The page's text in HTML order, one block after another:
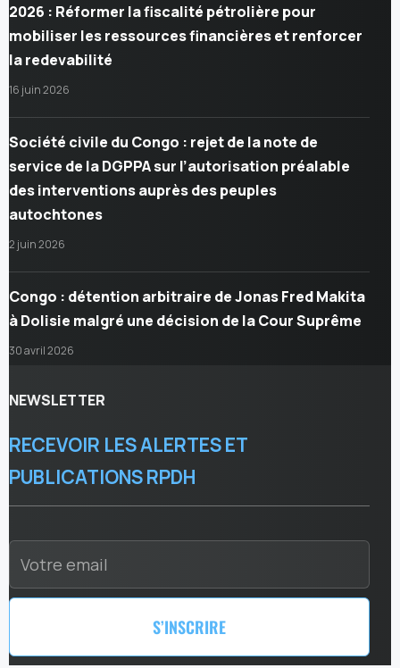
2026 : Réformer la fiscalité pétrolière pour
mobiliser les ressources financières et renforcer
la redevabilité
16 juin 2026
Société civile du Congo : rejet de la note de
service de la DGPPA sur l’autorisation préalable
des interventions auprès des peuples
autochtones
2 juin 2026
Congo : détention arbitraire de Jonas Fred Makita
à Dolisie malgré une décision de la Cour Suprême
30 avril 2026
NEWSLETTER
RECEVOIR LES ALERTES ET
PUBLICATIONS RPDH
S’INSCRIRE